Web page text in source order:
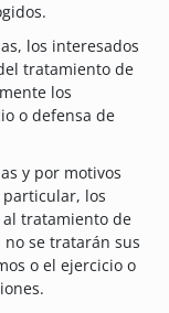
los interesados
tratamiento de
los
o defensa de
y por motivos
los
tratamiento de
no se tratarán sus
o el ejercicio o